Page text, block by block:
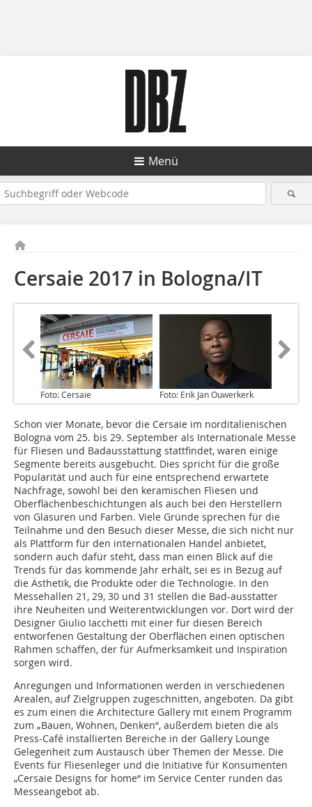
Menü
Cersaie 2017 in Bologna/IT
Foto: Cersaie Foto: Erik Jan Ouwerkerk
Schon vier Monate, bevor die Cersaie im norditalienischen
Bologna vom 25. bis 29. September als Internationale Messe
für Fliesen und Badausstattung stattfindet, waren einige
Segmente bereits ausgebucht. Dies spricht für die große
Popularität und auch für eine entsprechend erwartete
Nachfrage, sowohl bei den keramischen Fliesen und
Oberflächenbeschichtungen als auch bei den Herstellern
von Glasuren und Farben. Viele Gründe sprechen für die
Teilnahme und den Besuch dieser Messe, die sich nicht nur
als Plattform für den internationalen Handel anbietet,
sondern auch dafür steht, dass man einen Blick auf die
Trends für das kommende Jahr erhält, sei es in Bezug auf
die Ästhetik, die Produkte oder die Technologie. In den
Messehallen 21, 29, 30 und 31 stellen die Bad-ausstatter
ihre Neuheiten und Weiterentwicklungen vor. Dort wird der
Designer Giulio Iacchetti mit einer für diesen Bereich
entworfenen Gestaltung der Oberflächen einen optischen
Rahmen schaffen, der für Aufmerksamkeit und Inspiration
sorgen wird.
Anregungen und Informationen werden in verschiedenen
Arealen, auf Zielgruppen zugeschnitten, angeboten. Da gibt
es zum einen die Architecture Gallery mit einem Programm
zum „Bauen, Wohnen, Denken“, außerdem bieten die als
Press-Café installierten Bereiche in der Gallery Lounge
Gelegenheit zum Austausch über Themen der Messe. Die
Events für Fliesenleger und die Initiative für Konsumenten
„Cersaie Designs for home“ im Service Center runden das
Messeangebot ab.